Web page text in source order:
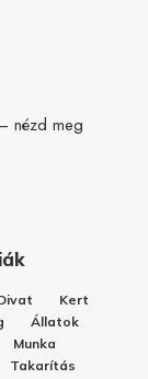
nézd meg
Kert
Állatok
Munka
Takarítás